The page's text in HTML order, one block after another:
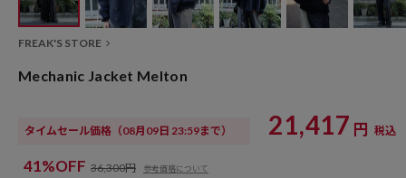
FREAK'S STORE
Mechanic Jacket Melton
タイムセール価格 （08月09日 23:59まで） 21,417 円 税込
41%OFF 36,300円 参考価格について